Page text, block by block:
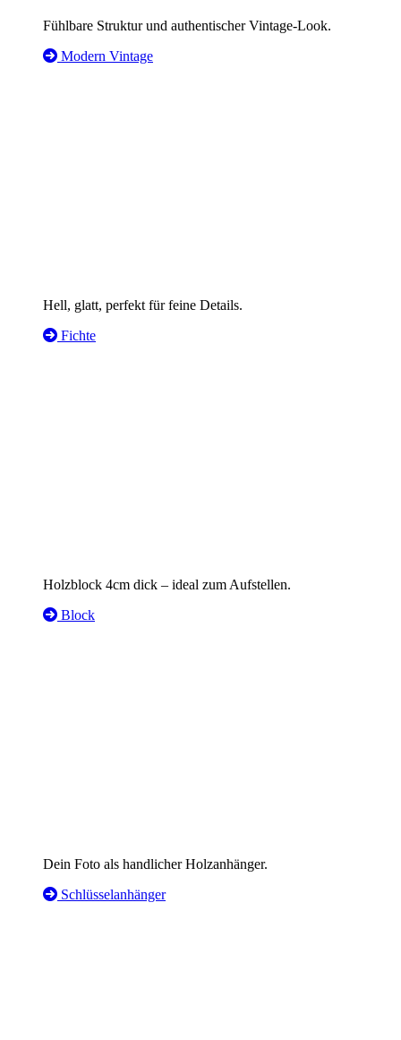
Fühlbare Struktur und authentischer Vintage-Look.
Modern Vintage
Hell, glatt, perfekt für feine Details.
Fichte
Holzblock 4cm dick – ideal zum Aufstellen.
Block
Dein Foto als handlicher Holzanhänger.
Schlüsselanhänger